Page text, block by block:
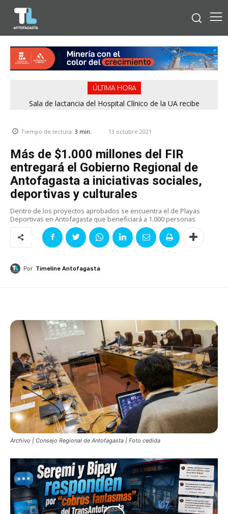
ÚLTIMA HORA
Sala de lactancia del Hospital Clínico de la UA recibe
Tiempo de lectura: 3 min. 13 octubre 2021
Más de $1.000 millones del FIR
entregará el Gobierno Regional de
Antofagasta a iniciativas sociales,
deportivas y culturales
Dentro de los proyectos aprobados se encuentra el de Playas
Deportivas en Antofagasta que beneficiará a 1.000 personas
Por Timeline Antofagasta
Archivo | Consejo Regional de Antofagasta | Foto cedida